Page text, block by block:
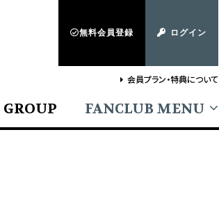
無料会員登録 ログイン
会員プラン・特典について
GROUP FANCLUB MENU